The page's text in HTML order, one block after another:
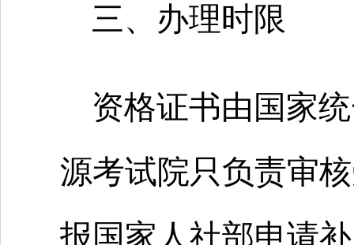
三、办理时限
资格证书由国家
源考试院只负责审
报国家人社部申请